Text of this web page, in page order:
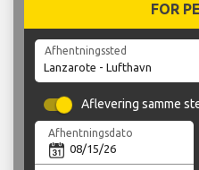
FOR
Afhentningssted
Aflevering samme
Afhentningsdato